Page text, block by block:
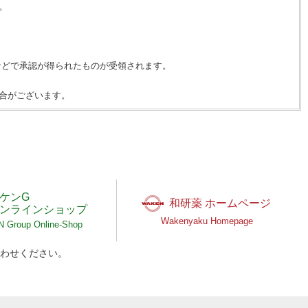
で承認が得られたものが受領されます。
ございます。
ンG
ラインショップ
Group Online-Shop
和研薬 ホームページ
Wakenyaku Homepage
せください。